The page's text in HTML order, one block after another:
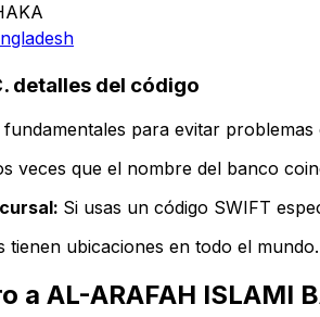
detalles del código
para evitar
veces que el nombre del banco
Si usas un código SWIFT
tienen ubicaciones en todo el
a AL-ARAFAH ISLAMI